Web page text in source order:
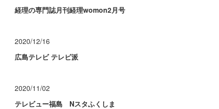
経理の専門誌月刊経理womon2月号
2020/12/16
広島テレビ テレビ派
2020/11/02
テレビュー福島 Nスタふくしま